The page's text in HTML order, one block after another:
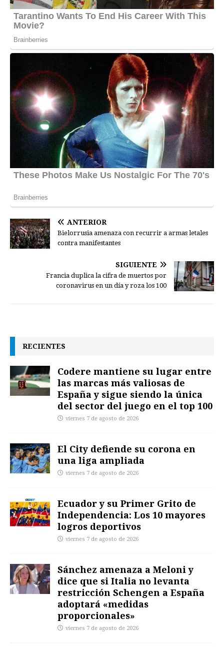
ANTERIOR
Bielorrusia amenaza con recurrir a armas letales
contra manifestantes
SIGUIENTE
Francia duplica la cifra de muertos por
coronavirus en un día y roza los 100
RECIENTES
Codere mantiene su lugar entre
las marcas más valiosas de
España y sigue siendo la única
del sector del juego en el top 100
viernes 7 de agosto de 2026
El City defiende su corona en
una liga ampliada
viernes 7 de agosto de 2026
Ecuador y su Primer Grito de
Independencia: Los 10 mayores
logros deportivos
viernes 7 de agosto de 2026
Sánchez amenaza a Meloni y
dice que si Italia no levanta
restricción Schengen a España
adoptará «medidas
proporcionales»
viernes 7 de agosto de 2026